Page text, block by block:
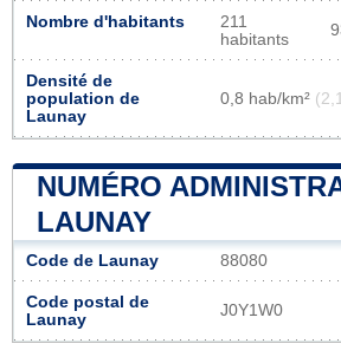
Nombre d'habitants
211
habitants
Densité de
population de
Launay
0,8 hab/km²
NUMÉRO
LAUNAY
Code de Launay 88080
Code postal de
Launay
J0Y1W0